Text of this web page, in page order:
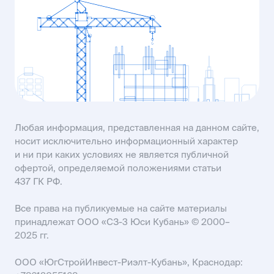
KISLOVODSK@USIMAIL.RU
пр-кт Строителей, 93А
SALES61@USIMAIL.RU
Любая информация, представленная на данном сайте,
носит исключительно информационный характер
и ни при каких условиях не является публичной
офертой, определяемой положениями статьи
437 ГК РФ.
Все права на публикуемые на сайте материалы
принадлежат ООО «СЗ-3 Юси Кубань» © 2000–
2025 гг.
ООО «ЮгСтройИнвест-Риэлт-Кубань», Краснодар: